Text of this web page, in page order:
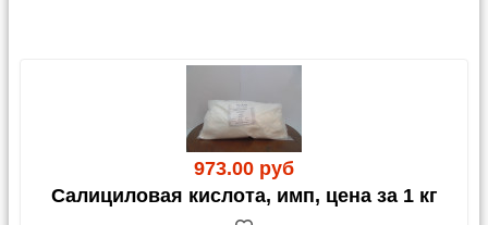
973.00 руб
Салициловая кислота, имп, цена за 1 кг